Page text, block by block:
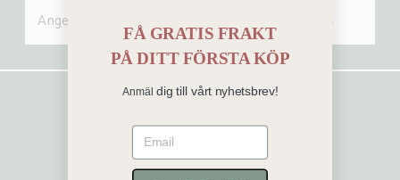
FÅ GRATIS FRAKT
PÅDITT FÖRSTA KÖP
Anmäl dig till vårt nyhetsbrev!
Email